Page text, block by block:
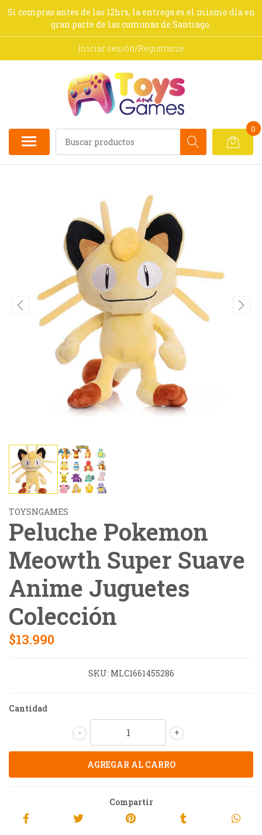
Si compras antes de las 12hrs, la entrega es el mismo día en
gran parte de las comunas de Santiago.
Iniciar sesión/Registrarse
0
TOYSNGAMES
Peluche Pokemon
Meowth Super Suave
Anime Juguetes
Colección
$13.990
SKU: MLC1661455286
Cantidad
+
-
Compartir